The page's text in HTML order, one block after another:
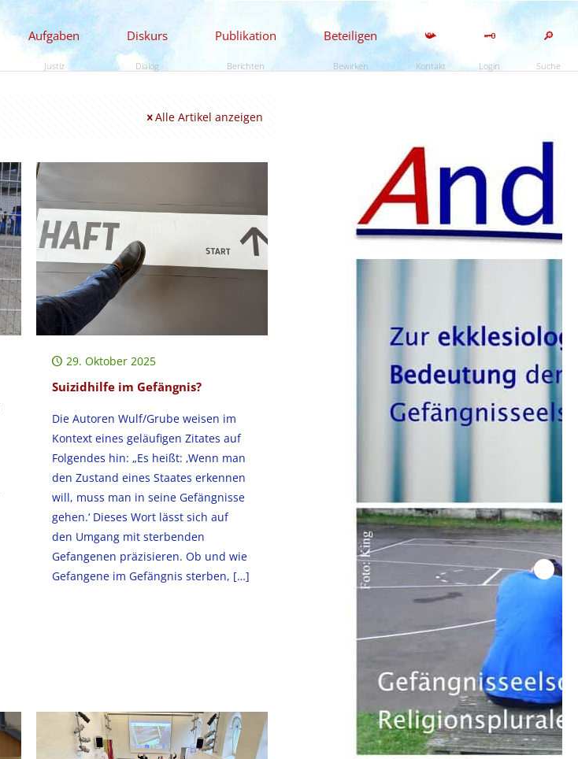
Aufgaben
Justiz
Diskurs
Dialog
Publikation
Berichten
Beteiligen
Bewirken
📯
Kontakt
🗝️
Login
🔎
Suche
Alle Artikel anzeigen
29. Oktober 2025
Suizidhilfe im Gefängnis?
Die Autoren Wulf/Grube weisen im
Kontext eines geläufigen Zitates auf
Folgendes hin: „Es heißt: ‚Wenn man
den Zustand eines Staates erkennen
will, muss man in seine Gefängnisse
gehen.‘ Dieses Wort lässt sich auf
den Umgang mit sterbenden
Gefangenen präzisieren. Ob und wie
Gefangene im Gefängnis sterben, […]